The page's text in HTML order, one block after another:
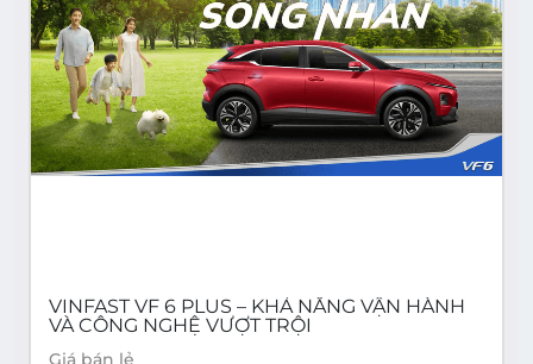
VINFAST VF 6 PLUS – KHẢ NĂNG VẬN HÀNH
VÀ CÔNG NGHỆ VƯỢT TRỘI
Giá bán lẻ